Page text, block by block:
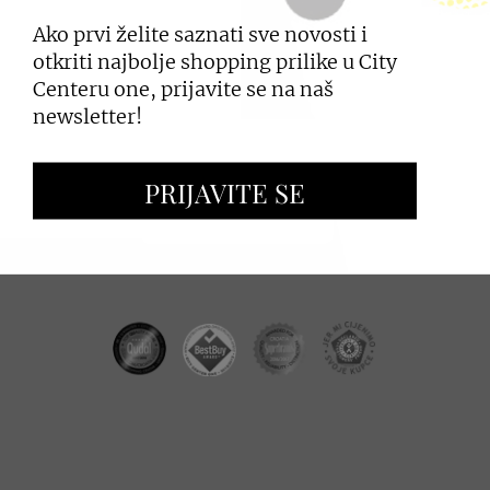
PRIJAVI SE
ZAKUP PROSTORA
OGLAŠAVANJE I PROMOCIJE
Ako prvi želite saznati sve novosti i
otkriti najbolje shopping prilike u City
Centeru one, prijavite se na naš
newsletter!
PRIJAVITE SE